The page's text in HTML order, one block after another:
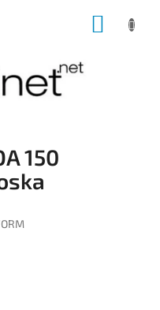
150